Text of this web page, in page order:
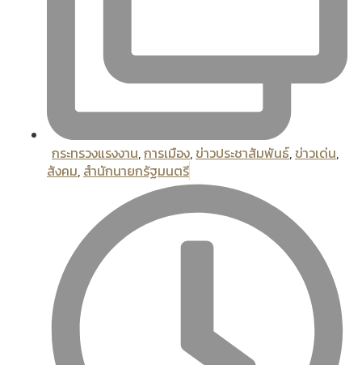
กระทรวงแรงงาน,การเมือง, ข่าวประชาสัมพันธ์, ข่าวเด่น,
สังคม, สํานักนายกรัฐมนตรี